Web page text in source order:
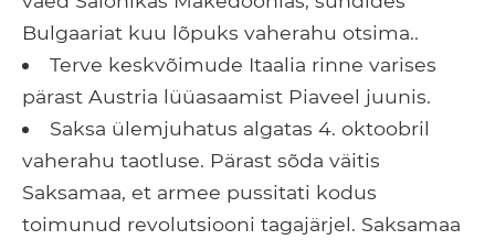
Bulgaariat kuu lõpuks vaherahu otsima..
Terve keskvõimude Itaalia rinne varises
pärast Austria lüüasaamist Piaveel juunis.
Saksa ülemjuhatus algatas 4. oktoobril
vaherahu taotluse. Pärast sõda väitis
Saksamaa, et armee pussitati kodus
toimunud revolutsiooni tagajärjel. Saksamaa